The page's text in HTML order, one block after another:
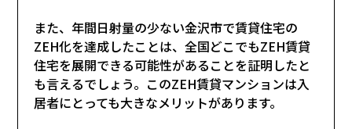
また、年間日射量の少ない金沢市で賃貸住宅の
ZEH化を達成したことは、全国どこでもZEH賃貸
住宅を展開できる可能性があることを証明したと
も言えるでしょう。このZEH賃貸マンションは入
居者にとっても大きなメリットがあります。